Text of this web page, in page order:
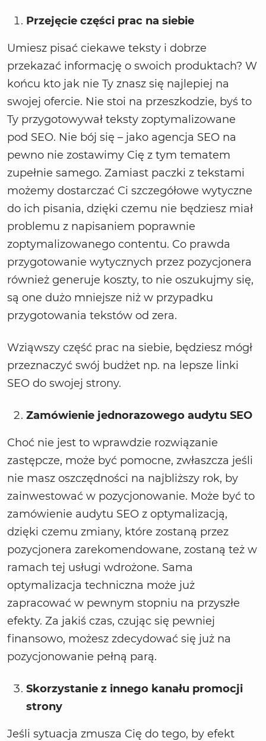
Przejęcie części prac na siebie
Umiesz pisać ciekawe teksty i dobrze
przekazać informację o swoich produktach? W
końcu kto jak nie Ty znasz się najlepiej na
swojej ofercie. Nie stoi na przeszkodzie, byś to
Ty przygotowywał teksty zoptymalizowane
pod SEO. Nie bój się – jako agencja SEO na
pewno nie zostawimy Cię z tym tematem
zupełnie samego. Zamiast paczki z tekstami
możemy dostarczać Ci szczegółowe wytyczne
do ich pisania, dzięki czemu nie będziesz miał
problemu z napisaniem poprawnie
zoptymalizowanego contentu. Co prawda
przygotowanie wytycznych przez pozycjonera
również generuje koszty, to nie oszukujmy się,
są one dużo mniejsze niż w przypadku
przygotowania tekstów od zera.
Wziąwszy część prac na siebie, będziesz mógł
przeznaczyć swój budżet np. na lepsze linki
SEO do swojej strony.
Zamówienie jednorazowego audytu SEO
Choć nie jest to wprawdzie rozwiązanie
zastępcze, może być pomocne, zwłaszcza jeśli
nie masz oszczędności na najbliższy rok, by
zainwestować w pozycjonowanie. Może być to
zamówienie audytu SEO z optymalizacją,
dzięki czemu zmiany, które zostaną przez
pozycjonera zarekomendowane, zostaną też w
ramach tej usługi wdrożone. Sama
optymalizacja techniczna może już
zapracować w pewnym stopniu na przyszłe
efekty. Za jakiś czas, czując się pewniej
finansowo, możesz zdecydować się już na
pozycjonowanie pełną parą.
Skorzystanie z innego kanału promocji
strony
Jeśli sytuacja zmusza Cię do tego, by efekt